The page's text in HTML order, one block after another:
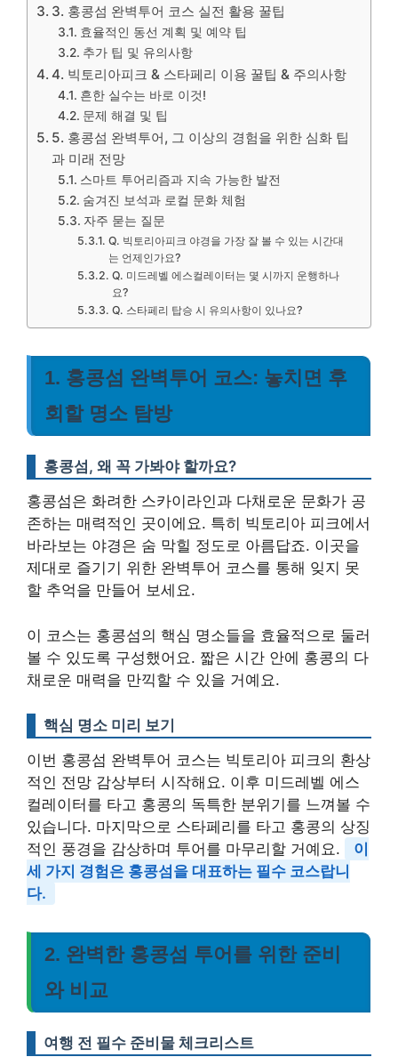
3. 홍콩섬 완벽투어 코스 실전 활용 꿀팁
효율적인 동선 계획 및 예약 팁
추가 팁 및 유의사항
4. 빅토리아피크 & 스타페리 이용 꿀팁 & 주의사항
흔한 실수는 바로 이것!
문제 해결 및 팁
5. 홍콩섬 완벽투어, 그 이상의 경험을 위한 심화 팁
과 미래 전망
스마트 투어리즘과 지속 가능한 발전
숨겨진 보석과 로컬 문화 체험
자주 묻는 질문
Q. 빅토리아피크 야경을 가장 잘 볼 수 있는 시간대
는 언제인가요?
Q. 미드레벨 에스컬레이터는 몇 시까지 운행하나
요?
Q. 스타페리 탑승 시 유의사항이 있나요?
1. 홍콩섬 완벽투어 코스: 놓치면 후
회할 명소 탐방
홍콩섬, 왜 꼭 가봐야 할까요?
홍콩섬은 화려한 스카이라인과 다채로운 문화가 공
존하는 매력적인 곳이에요. 특히 빅토리아 피크에서
바라보는 야경은 숨 막힐 정도로 아름답죠. 이곳을
제대로 즐기기 위한 완벽투어 코스를 통해 잊지 못
할 추억을 만들어 보세요.
이 코스는 홍콩섬의 핵심 명소들을 효율적으로 둘러
볼 수 있도록 구성했어요. 짧은 시간 안에 홍콩의 다
채로운 매력을 만끽할 수 있을 거예요.
핵심 명소 미리 보기
이번 홍콩섬 완벽투어 코스는 빅토리아 피크의 환상
적인 전망 감상부터 시작해요. 이후 미드레벨 에스
컬레이터를 타고 홍콩의 독특한 분위기를 느껴볼 수
있습니다. 마지막으로 스타페리를 타고 홍콩의 상징
적인 풍경을 감상하며 투어를 마무리할 거예요.
이
세 가지 경험은 홍콩섬을 대표하는 필수 코스랍니
다.
2. 완벽한 홍콩섬 투어를 위한 준비
와 비교
여행 전 필수 준비물 체크리스트